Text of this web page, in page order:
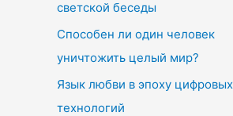
светской беседы
Способен ли один человек
уничтожить целый мир?
Язык любви в эпоху цифровых
технологий